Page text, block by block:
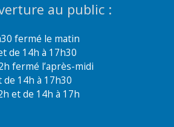
au public :
fermé le matin
de 14h à 17h30
fermé l’après-midi
de 14h à 17h30
et de 14h à 17h